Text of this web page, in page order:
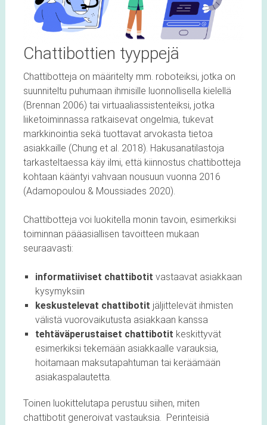
Chattibottien tyyppejä
Chattibotteja on määritelty mm. roboteiksi, jotka on
suunniteltu puhumaan ihmisille luonnollisella kielellä
(Brennan 2006) tai virtuaaliassistenteiksi, jotka
liiketoiminnassa ratkaisevat ongelmia, tukevat
markkinointia sekä tuottavat arvokasta tietoa
asiakkaille (Chung et al. 2018). Hakusanatilastoja
tarkasteltaessa käy ilmi, että kiinnostus chattibotteja
kohtaan kääntyi vahvaan nousuun vuonna 2016
(Adamopoulou & Moussiades 2020).
Chattibotteja voi luokitella monin tavoin, esimerkiksi
toiminnan pääasiallisen tavoitteen mukaan
seuraavasti:
informatiiviset chattibotit vastaavat asiakkaan
kysymyksiin
keskustelevat chattibotit jäljittelevät ihmisten
välistä vuorovaikutusta asiakkaan kanssa
tehtäväperustaiset chattibotit keskittyvät
esimerkiksi tekemään asiakkaalle varauksia,
hoitamaan maksutapahtuman tai keräämään
asiakaspalautetta.
Toinen luokittelutapa perustuu siihen, miten
chattibotit generoivat vastauksia. Perinteisiä